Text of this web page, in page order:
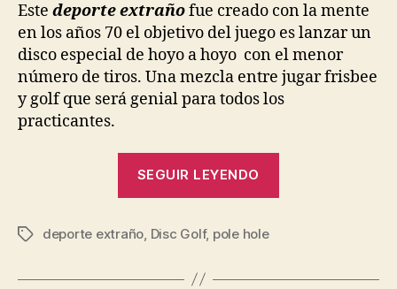
Este deporte extrañofue creado con la mente
en los años 70 el objetivo del juego es lanzar un
disco especial de hoyo a hoyo con el menor
número de tiros. Una mezcla entre jugar frisbee
y golf que será genial para todos los
practicantes.
SEGUIR LEYENDO
para
Etiquetas
deporte extraño, Disc Golf, pole hole